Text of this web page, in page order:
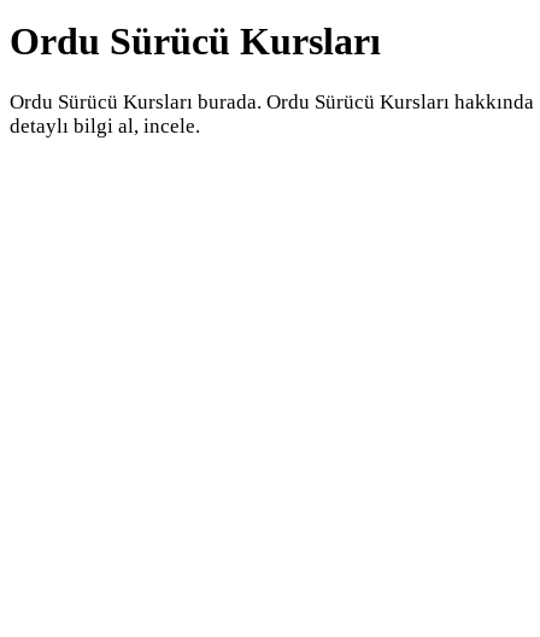
Ordu Sürücü Kursları
Ordu Sürücü Kursları burada. Ordu Sürücü Kursları hakkında
detaylı bilgi al, incele.